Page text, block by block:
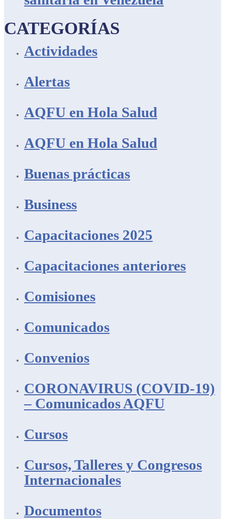
CATEGORÍAS
Actividades
Alertas
AQFU en Hola Salud
AQFU en Hola Salud
Buenas prácticas
Business
Capacitaciones 2025
Capacitaciones anteriores
Comisiones
Comunicados
Convenios
CORONAVIRUS (COVID-19)
– Comunicados AQFU
Cursos
Cursos, Talleres y Congresos
Internacionales
Documentos